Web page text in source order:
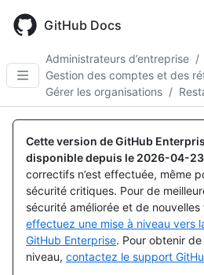
main
GitHub Docs
Administrateurs d’entreprise /
Gestion des comptes et des
Gérer les organisations /
Cette version de GitHub
disponible depuis le 2026-04-23
correctifs n’est effectuée, même
sécurité critiques. Pour de
sécurité améliorée et de
effectuez une mise à niveau vers
GitHub Enterprise. Pour obtenir de
niveau, contactez le support